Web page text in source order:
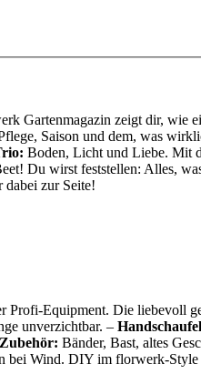
Gartenmagazin zeigt dir, wie
Saison und dem, was
Boden, Licht und Liebe. Mit
Du wirst feststellen: Alles,
dabei zur Seite!
Equipment. Die liebevoll
unverzichtbar. –
Bänder, Bast, altes
bei Wind. DIY im florwerk-